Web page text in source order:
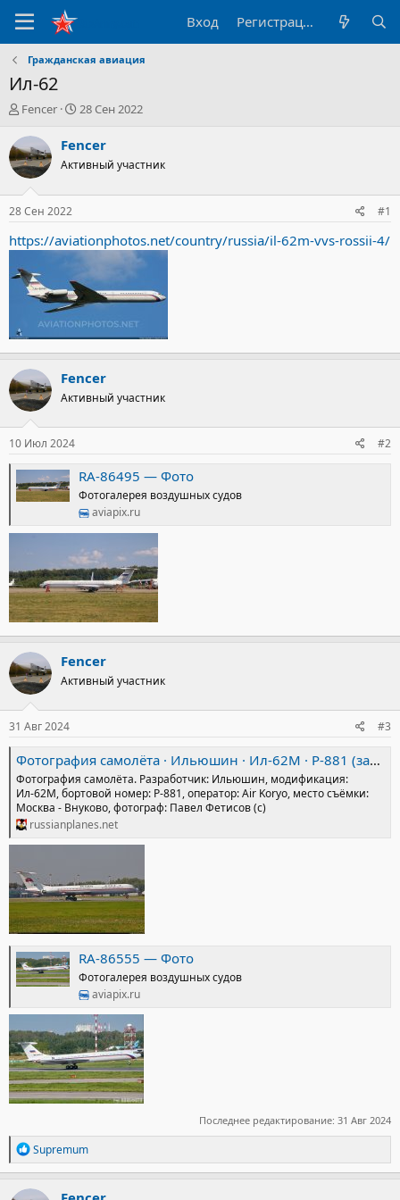
Вход Регистрация
Гражданская авиация
Ил-62
А
т
о
р
е
м
ы
Fencer
Д
т
н
л
а
28 Сен 2022
Fencer
Активный участник
28 Сен 2022 #1
https://aviationphotos.net/country/russia/il-62m-vvs-rossii-4/
Fencer
Активный участник
10 Июл 2024 #2
RA-86495 — Фото
Фотогалерея воздушных судов
aviapix.ru
Fencer
Активный участник
31 Авг 2024 #3
Фотография самолёта · Ильюшин · Ил-62М · P-881 (зав.н. 3647853) · Air Koryo ✈ russianplanes.net ✈ наша авиация
Фотография самолёта. Разработчик: Ильюшин, модификация:
Ил-62М, бортовой номер: P-881, оператор: Air Koryo, место съёмки:
Москва - Внуково, фотограф: Павел Фетисов (c)
russianplanes.net
RA-86555 — Фото
Фотогалерея воздушных судов
aviapix.ru
Последнее редактирование: 31 Авг 2024
Р
е
а
к
Supremum